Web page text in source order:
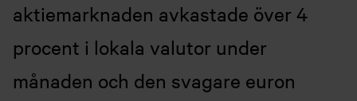
aktiemarknaden avkastade över 4
procent i lokala valutor under
månaden och den svagare euron